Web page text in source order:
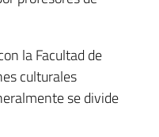
la Facultad de
culturales
se divide